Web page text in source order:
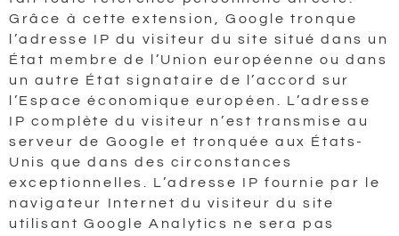
Grâce à cette extension, Google tronque
l’adresse IP du visiteur du site situé dans un
État membre de l’Union européenne ou dans
un autre État signataire de l’accord sur
l’Espace économique européen. L’adresse
IP complète du visiteur n’est transmise au
serveur de Google et tronquée aux États-
Unis que dans des circonstances
exceptionnelles. L’adresse IP fournie par le
navigateur Internet du visiteur du site
utilisant Google Analytics ne sera pas